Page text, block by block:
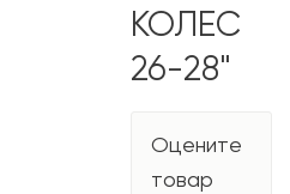
КОЛЕС
26-28"
Оцените
товар